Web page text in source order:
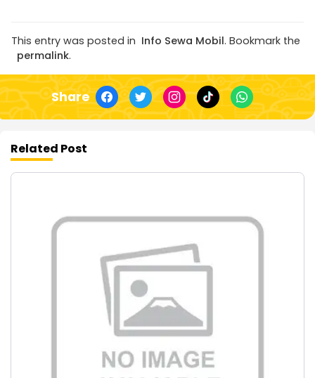
This entry was posted in Info Sewa Mobil. Bookmark the
permalink.
Share
Related Post